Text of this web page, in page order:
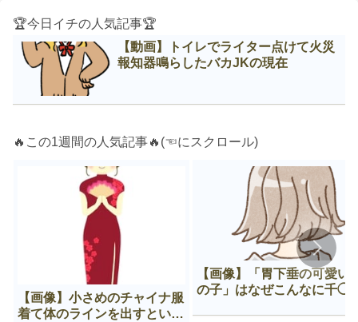
🏆今日イチの人気記事🏆
【動画】トイレでライター点けて火災
報知器鳴らしたバカJKの現在
🔥この1週間の人気記事🔥(☜にスクロール)
【画像】小さめのチャイナ服
着て体のラインを出すという
【画像】「胃下垂の可愛い
の子」はなぜこんなに千◯